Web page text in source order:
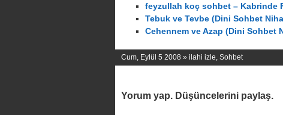
feyzullah koç sohbet – Kabrinde
Tebuk ve Tevbe (Dini Sohbet
Cehennem ve Azap (Dini Sohbet
Cum, Eylül 5 2008 » ilahi izle, Sohbet
Yorum yap. Düşüncelerini paylaş.